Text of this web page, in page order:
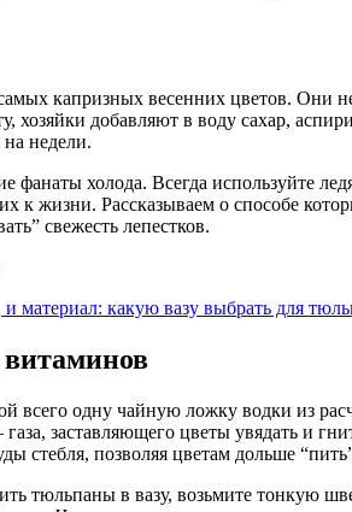
хозяйки добавляют в воду сахар,
на недели.
фанаты холода. Всегда используйте
к жизни. Рассказываем о способе
свежесть лепестков.
материал: какую вазу выбрать для
всего одну чайную ложку водки из
заставляющего цветы увядать и
стебля, позволяя цветам дольше
тюльпаны в вазу, возьмите тонкую